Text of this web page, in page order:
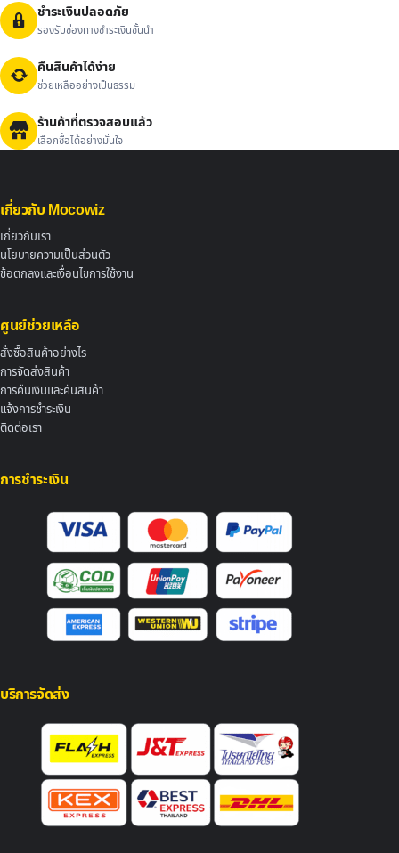
ชำระเงินปลอดภัย
รองรับช่องทางชำระเงินชั้นนำ
คืนสินค้าได้ง่าย
ช่วยเหลืออย่างเป็นธรรม
ร้านค้าที่ตรวจสอบแล้ว
เลือกซื้อได้อย่างมั่นใจ
เกี่ยวกับ Mocowiz
เกี่ยวกับเรา
นโยบายความเป็นส่วนตัว
ข้อตกลงและเงื่อนไขการใช้งาน
ศูนย์ช่วยเหลือ
สั่งซื้อสินค้าอย่างไร
การจัดส่งสินค้า
การคืนเงินและคืนสินค้า
แจ้งการชำระเงิน
ติดต่อเรา
การชำระเงิน
บริการจัดส่ง